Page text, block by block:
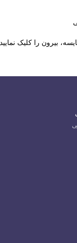
بیرون را کلیک نمایید